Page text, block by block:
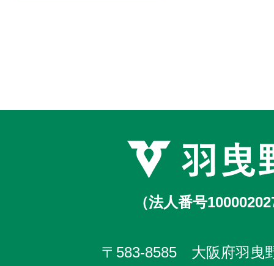
（法人番号
〒583-8585 大阪府羽曳